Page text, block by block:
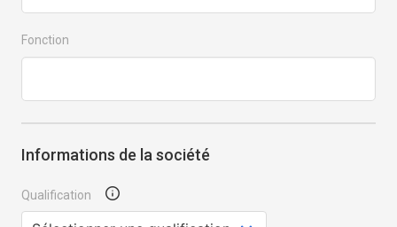
Fonction
Informations de la société
Qualification